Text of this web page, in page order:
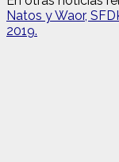
Natos y Waor,
2019.